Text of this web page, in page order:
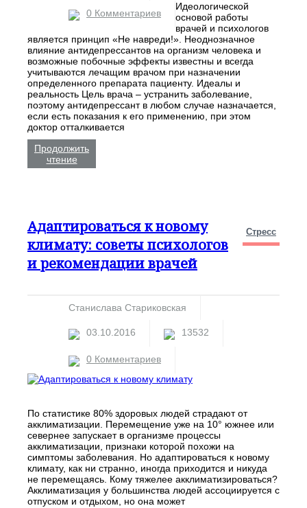
0 Комментариев
Идеологической
основой работы
врачей и психологов
является принцип «Не навреди!». Неоднозначное
влияние антидепрессантов на организм человека и
возможные побочные эффекты известны и всегда
учитываются лечащим врачом при назначении
определенного препарата пациенту. Идеалы и
реальность Цель врача – устранить заболевание,
поэтому антидепрессант в любом случае назначается,
если есть показания к его применению, при этом
доктор отталкивается
Продолжить
чтение
Адаптироваться к новому
климату: советы психологов
и рекомендации врачей
Стресс
Станислава Стариковская
03.10.2016 13532
0 Комментариев
По статистике 80% здоровых людей страдают от
акклиматизации. Перемещение уже на 10° южнее или
севернее запускает в организме процессы
акклиматизации, признаки которой похожи на
симптомы заболевания. Но адаптироваться к новому
климату, как ни странно, иногда приходится и никуда
не перемещаясь. Кому тяжелее акклиматизироваться?
Акклиматизация у большинства людей ассоциируется с
отпуском и отдыхом, но она может